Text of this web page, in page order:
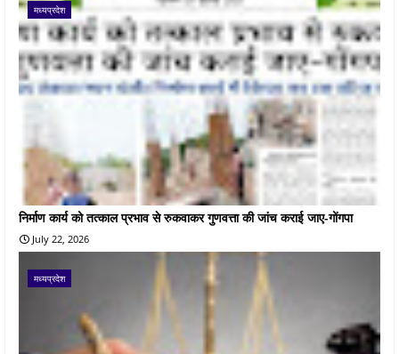
मध्यप्रदेश
निर्माण कार्य को तत्काल प्रभाव से रुकवाकर गुणवत्ता की जांच कराई जाए-गोंगपा
July 22, 2026
मध्यप्रदेश